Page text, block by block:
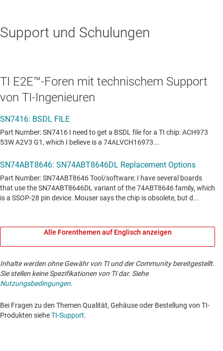
Support und Schulungen
TI E2E™-Foren mit technischem Support
von TI-Ingenieuren
Alle Forenthemen auf Englisch anzeigen
Inhalte werden ohne Gewähr von TI und der Community bereitgestellt.
Sie stellen keine Spezifikationen von TI dar. Siehe
Nutzungsbedingungen.
Bei Fragen zu den Themen Qualität, Gehäuse oder Bestellung von TI-
Produkten sieheTI-Support. ​​​​​​​​​​​​​​